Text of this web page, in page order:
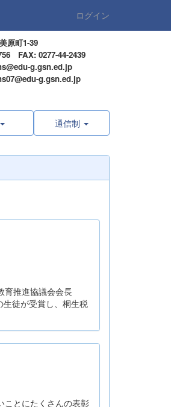
ログイン
原町1-39
0277-44-2439
g.gsn.ed.jp
g.gsn.ed.jp
通信制
務署長賞
協議会会長
徒が受賞し、桐生税
ことにたくさんの表彰